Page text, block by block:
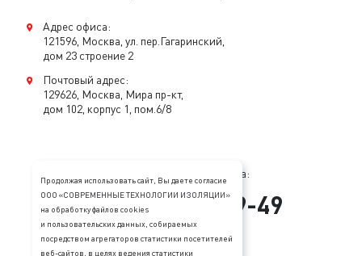
Адрес офиса:
121596, Москва, ул. пер.Гагаринский,
дом 23 строение 2
Почтовый адрес:
129626, Москва, Мира пр-кт,
дом 102, корпус 1, пом.6/8
Консультация специалиста:
+7(495)128-89-49
mail@stopzvuk.ru
Продолжая использовать сайт, Вы даете согласие
ООО «СОВРЕМЕННЫЕ ТЕХНОЛОГИИ ИЗОЛЯЦИИ»
на обработку файлов cookies
и пользовательских данных, собираемых
посредством агрегаторов статистики посетителей
веб-сайтов, в целях ведения статистики